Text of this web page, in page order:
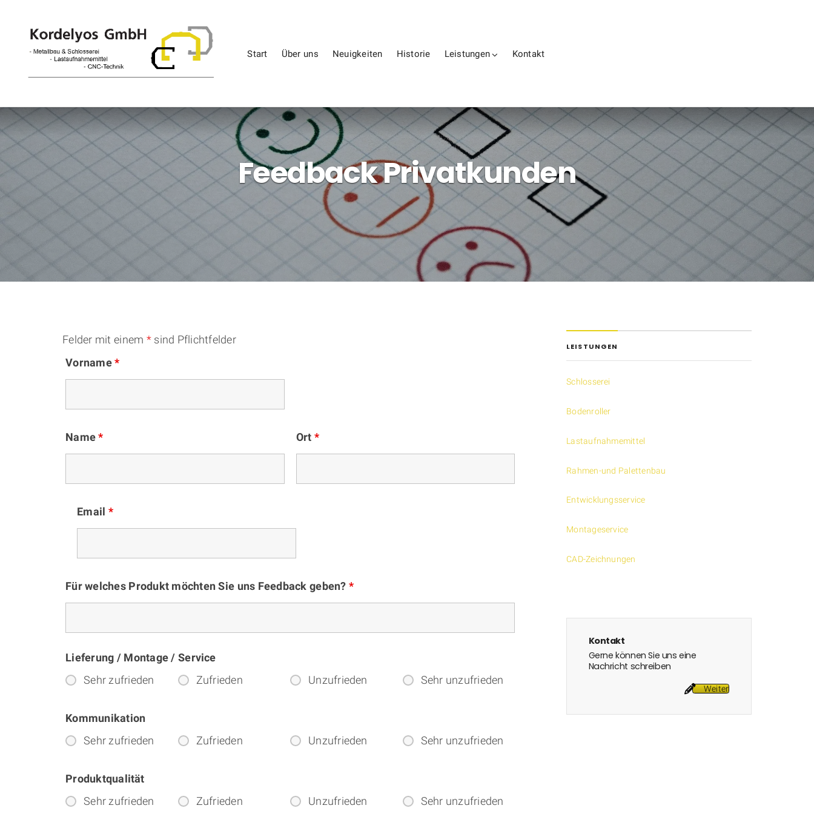
Start Über uns Neuigkeiten Historie Leistungen Kontakt
Feedback Privatkunden
Felder mit einem *sind Pflichtfelder
Vorname*
Name* Ort *
Email *
Für welches Produkt möchten Sie uns Feedback geben? *
Lieferung / Montage / Service
Sehr zufrieden Zufrieden Unzufrieden Sehr unzufrieden
Kommunikation
Sehr zufrieden Zufrieden Unzufrieden Sehr unzufrieden
Produktqualität
Sehr zufrieden Zufrieden Unzufrieden Sehr unzufrieden
LEISTUNGEN
Schlosserei
Bodenroller
Lastaufnahmemittel
Rahmen-und Palettenbau
Entwicklungsservice
Montageservice
CAD-Zeichnungen
Kontakt
Gerne können Sie uns eine
Nachricht schreiben
Weiter